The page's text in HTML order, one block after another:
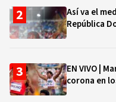
Así va el
República
EN VIVO |
corona en